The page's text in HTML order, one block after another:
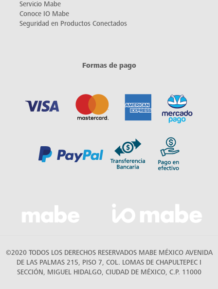
Servicio Mabe
Conoce IO Mabe
Seguridad en Productos Conectados
Formas de pago
©2020 TODOS LOS DERECHOS RESERVADOS MABE MÉXICO AVENIDA
DE LAS PALMAS 215, PISO 7, COL. LOMAS DE CHAPULTEPEC I
SECCIÓN, MIGUEL HIDALGO, CIUDAD DE MÉXICO, C.P. 11000